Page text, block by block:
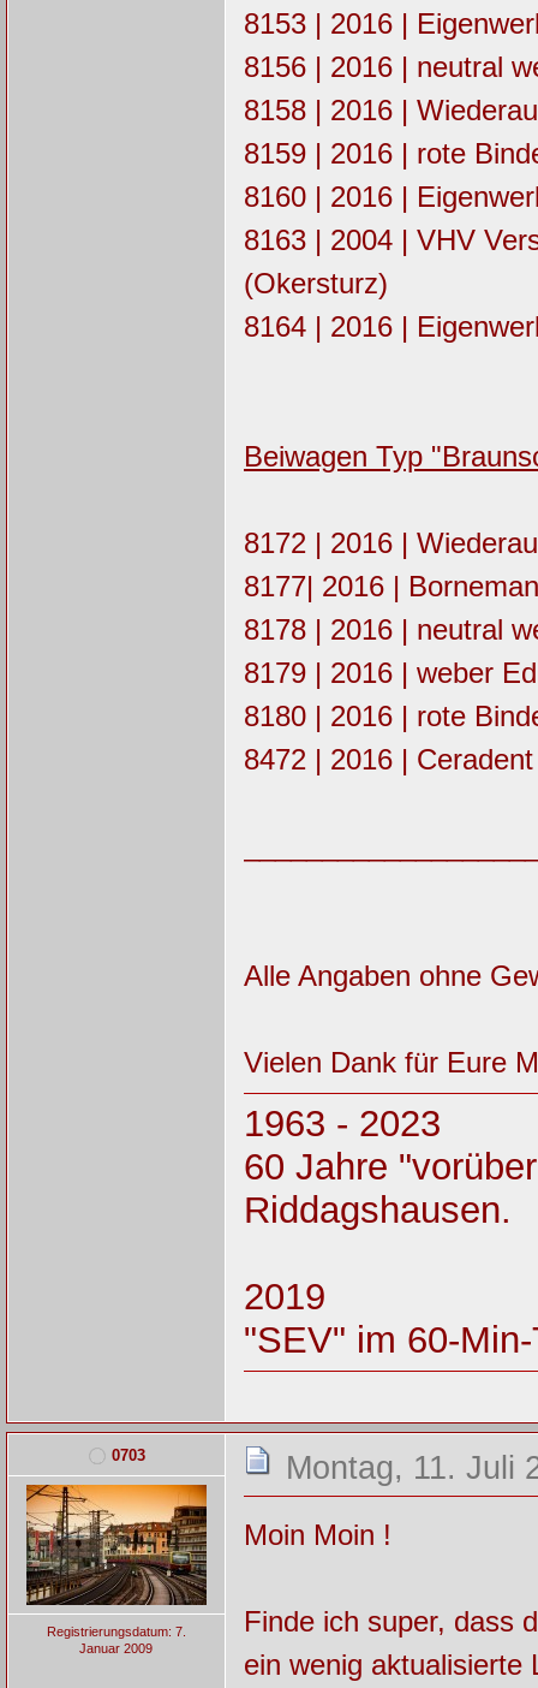
8153 | 2016 |
8156 | 2016 | neutral
8158 | 2016 |
8159 | 2016 | rote
8160 | 2016 |
8163 | 2004 | VHV
(Okersturz)
8164 | 2016 |
Beiwagen Typ
8172 | 2016 |
8177| 2016 |
8178 | 2016 | neutral
8179 | 2016 | weber
8180 | 2016 | rote
8472 | 2016 | Ceradent
Alle Angaben ohne
Vielen Dank für Eure
1963 - 2023
60 Jahre
Riddagshausen.
2019
"SEV" im 60-
0703
Registrierungsdatum: 7.
Januar 2009
Montag, 11. Juli
Moin Moin !
Finde ich super, dass
ein wenig